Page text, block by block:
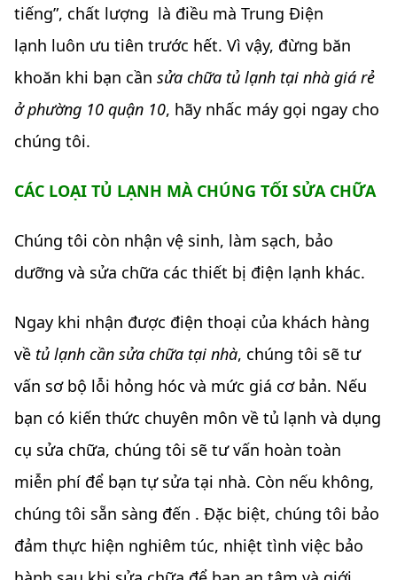
tiếng”, chất lượng là điều mà Trung Điện
lạnh luôn ưu tiên trước hết. Vì vậy, đừng băn
khoăn khi bạn cần sửa chữa tủ lạnh tại nhà giá rẻ
ở phường 10 quận 10, hãy nhấc máy gọi ngay cho
chúng tôi.
CÁC LOẠI TỦ LẠNH MÀ CHÚNG TỐI SỬA CHỮA
Chúng tôi còn nhận vệ sinh, làm sạch, bảo
dưỡng và sửa chữa các thiết bị điện lạnh khác.
Ngay khi nhận được điện thoại của khách hàng
về tủ lạnh cần sửa chữa tại nhà, chúng tôi sẽ tư
vấn sơ bộ lỗi hỏng hóc và mức giá cơ bản. Nếu
bạn có kiến thức chuyên môn về tủ lạnh và dụng
cụ sửa chữa, chúng tôi sẽ tư vấn hoàn toàn
miễn phí để bạn tự sửa tại nhà. Còn nếu không,
chúng tôi sẵn sàng đến . Đặc biệt, chúng tôi bảo
đảm thực hiện nghiêm túc, nhiệt tình việc bảo